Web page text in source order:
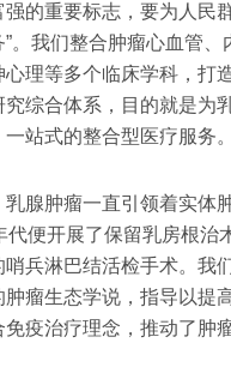
的重要标志，要为人民
。我们整合肿瘤心血管、
理等多个临床学科，打
综合体系，目的就是为
站式的整合型医疗服务。
乳腺肿瘤一直引领着实体
代便开展了保留乳房根治
兵淋巴结活检手术。我
瘤生态学说，指导以提
疫治疗理念，推动了肿